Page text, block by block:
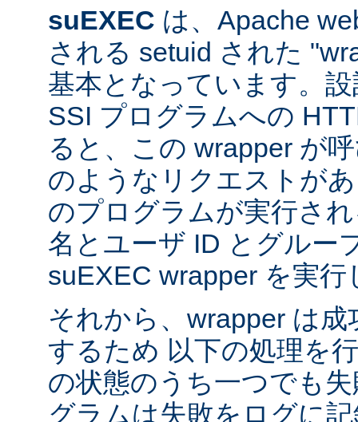
suEXEC は、Apache
される setuid された
基本となっています。
SSI プログラムへの
ると、この wrapper が
のようなリクエストが
のプログラムが実行さ
名とユーザ ID とグルー
suEXEC wrapper を実行
それから、wrapper は
するため 以下の処理を
の状態のうち一つでも
グラムは失敗をログに